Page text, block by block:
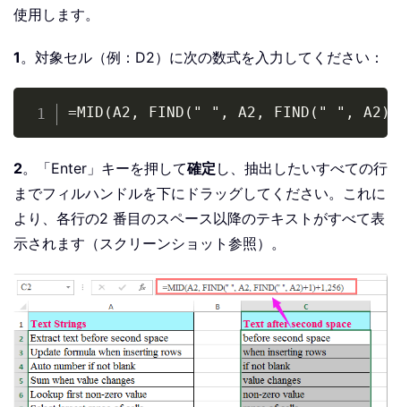
使用します。
1。対象セル（例：D2）に次の数式を入力してください：
=MID(A2, FIND(" ", A2, FIND(" ",
Copy
2。「Enter」キーを押して確定 し、抽出したいすべての行
までフィルハンドルを下にドラッグしてください。これに
より、各行の2 番目のスペース以降のテキストがすべて表
示されます（スクリーンショット参照）。